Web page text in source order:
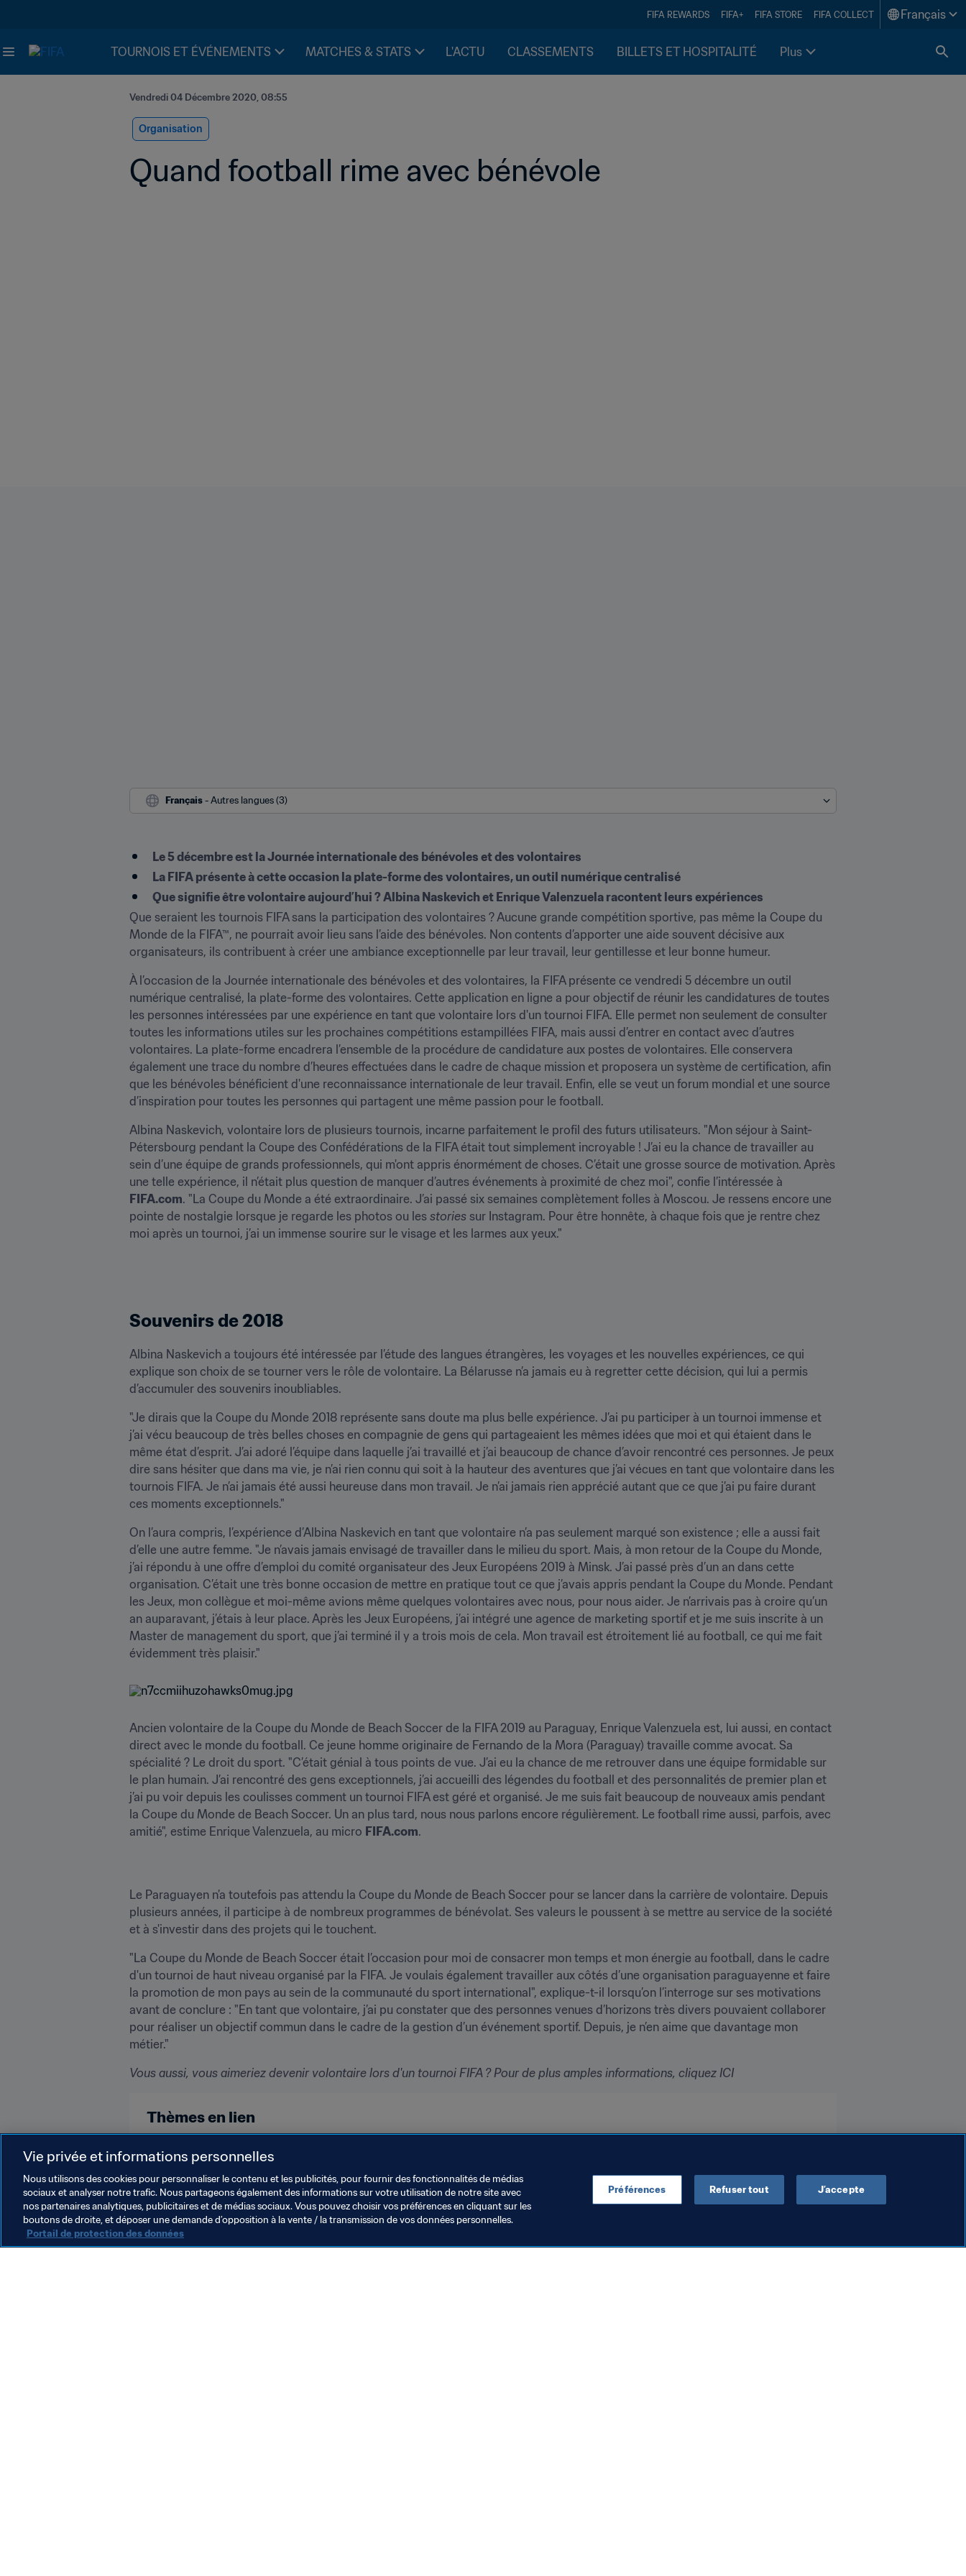
FIFA REWARDS FIFA+ FIFA STORE FIFA COLLECT Français
TOURNOIS ET ÉVÉNEMENTS MATCHES & STATS L'ACTU CLASSEMENTS BILLETS ET HOSPITALITÉ Plus
Vendredi 04 Décembre 2020, 08:55
Organisation
Quand football rime avec bénévole
Français - Autres langues (3)
Le 5 décembre est la Journée internationale des bénévoles et des volontaires
La FIFA présente à cette occasion la plate-forme des volontaires, un outil numérique centralisé
Que signifie être volontaire aujourd’hui ? Albina Naskevich et Enrique Valenzuela racontent leurs expériences
Que seraient les tournois FIFA sans la participation des volontaires ? Aucune grande compétition sportive, pas même la Coupe du
Monde de la FIFA™, ne pourrait avoir lieu sans l’aide des bénévoles. Non contents d’apporter une aide souvent décisive aux
organisateurs, ils contribuent à créer une ambiance exceptionnelle par leur travail, leur gentillesse et leur bonne humeur.
À l’occasion de la Journée internationale des bénévoles et des volontaires, la FIFA présente ce vendredi 5 décembre un outil
numérique centralisé, la plate-forme des volontaires. Cette application en ligne a pour objectif de réunir les candidatures de toutes
les personnes intéressées par une expérience en tant que volontaire lors d'un tournoi FIFA. Elle permet non seulement de consulter
toutes les informations utiles sur les prochaines compétitions estampillées FIFA, mais aussi d’entrer en contact avec d’autres
volontaires. La plate-forme encadrera l’ensemble de la procédure de candidature aux postes de volontaires. Elle conservera
également une trace du nombre d’heures effectuées dans le cadre de chaque mission et proposera un système de certification, afin
que les bénévoles bénéficient d'une reconnaissance internationale de leur travail. Enfin, elle se veut un forum mondial et une source
d’inspiration pour toutes les personnes qui partagent une même passion pour le football.
Albina Naskevich, volontaire lors de plusieurs tournois, incarne parfaitement le profil des futurs utilisateurs. "Mon séjour à Saint-
Pétersbourg pendant la Coupe des Confédérations de la FIFA était tout simplement incroyable ! J’ai eu la chance de travailler au
sein d’une équipe de grands professionnels, qui m'ont appris énormément de choses. C’était une grosse source de motivation. Après
FIFA.com. "La Coupe du Monde a été extraordinaire. J’ai passé six semaines complètement folles à Moscou. Je ressens encore une
pointe de nostalgie lorsque je regarde les photos ou les stories sur Instagram. Pour être honnête, à chaque fois que je rentre chez
moi après un tournoi, j’ai un immense sourire sur le visage et les larmes aux yeux."
Souvenirs de 2018
Albina Naskevich a toujours été intéressée par l’étude des langues étrangères, les voyages et les nouvelles expériences, ce qui
explique son choix de se tourner vers le rôle de volontaire. La Bélarusse n’a jamais eu à regretter cette décision, qui lui a permis
d’accumuler des souvenirs inoubliables.
"Je dirais que la Coupe du Monde 2018 représente sans doute ma plus belle expérience. J’ai pu participer à un tournoi immense et
j’ai vécu beaucoup de très belles choses en compagnie de gens qui partageaient les mêmes idées que moi et qui étaient dans le
même état d’esprit. J’ai adoré l’équipe dans laquelle j’ai travaillé et j’ai beaucoup de chance d’avoir rencontré ces personnes. Je peux
dire sans hésiter que dans ma vie, je n’ai rien connu qui soit à la hauteur des aventures que j’ai vécues en tant que volontaire dans les
tournois FIFA. Je n’ai jamais été aussi heureuse dans mon travail. Je n’ai jamais rien apprécié autant que ce que j’ai pu faire durant
ces moments exceptionnels."
On l’aura compris, l’expérience d’Albina Naskevich en tant que volontaire n’a pas seulement marqué son existence ; elle a aussi fait
d’elle une autre femme. "Je n’avais jamais envisagé de travailler dans le milieu du sport. Mais, à mon retour de la Coupe du Monde,
j’ai répondu à une offre d’emploi du comité organisateur des Jeux Européens 2019 à Minsk. J’ai passé près d’un an dans cette
organisation. C’était une très bonne occasion de mettre en pratique tout ce que j’avais appris pendant la Coupe du Monde. Pendant
les Jeux, mon collègue et moi-même avions même quelques volontaires avec nous, pour nous aider. Je n’arrivais pas à croire qu’un
an auparavant, j’étais à leur place. Après les Jeux Européens, j’ai intégré une agence de marketing sportif et je me suis inscrite à un
Master de management du sport, que j’ai terminé il y a trois mois de cela. Mon travail est étroitement lié au football, ce qui me fait
évidemment très plaisir."
Ancien volontaire de la Coupe du Monde de Beach Soccer de la FIFA 2019 au Paraguay, Enrique Valenzuela est, lui aussi, en contact
direct avec le monde du football. Ce jeune homme originaire de Fernando de la Mora (Paraguay) travaille comme avocat. Sa
spécialité ? Le droit du sport. "C’était génial à tous points de vue. J’ai eu la chance de me retrouver dans une équipe formidable sur
le plan humain. J’ai rencontré des gens exceptionnels, j’ai accueilli des légendes du football et des personnalités de premier plan et
j’ai pu voir depuis les coulisses comment un tournoi FIFA est géré et organisé. Je me suis fait beaucoup de nouveaux amis pendant
la Coupe du Monde de Beach Soccer. Un an plus tard, nous nous parlons encore régulièrement. Le football rime aussi, parfois, avec
amitié", estime Enrique Valenzuela, au micro FIFA.com.
Le Paraguayen n’a toutefois pas attendu la Coupe du Monde de Beach Soccer pour se lancer dans la carrière de volontaire. Depuis
plusieurs années, il participe à de nombreux programmes de bénévolat. Ses valeurs le poussent à se mettre au service de la société
et à s'investir dans des projets qui le touchent.
"La Coupe du Monde de Beach Soccer était l’occasion pour moi de consacrer mon temps et mon énergie au football, dans le cadre
d'un tournoi de haut niveau organisé par la FIFA. Je voulais également travailler aux côtés d’une organisation paraguayenne et faire
la promotion de mon pays au sein de la communauté du sport international", explique-t-il lorsqu’on l’interroge sur ses motivations
avant de conclure : "En tant que volontaire, j’ai pu constater que des personnes venues d’horizons très divers pouvaient collaborer
pour réaliser un objectif commun dans le cadre de la gestion d’un événement sportif. Depuis, je n’en aime que davantage mon
métier."
Vous aussi, vous aimeriez devenir volontaire lors d'un tournoi FIFA ? Pour de plus amples informations, cliquez ICI
Thèmes en lien
Volontaires Organisation
Vie privée et informations personnelles
Nous utilisons des cookies pour personnaliser le contenu et les publicités, pour fournir des fonctionnalités de médias
sociaux et analyser notre trafic. Nous partageons également des informations sur votre utilisation de notre site avec
nos partenaires analytiques, publicitaires et de médias sociaux. Vous pouvez choisir vos préférences en cliquant sur les
boutons de droite, et déposer une demande d’opposition à la vente / la transmission de vos données personnelles.
Portail de protection des données
Préférences Refuser tout J’accepte